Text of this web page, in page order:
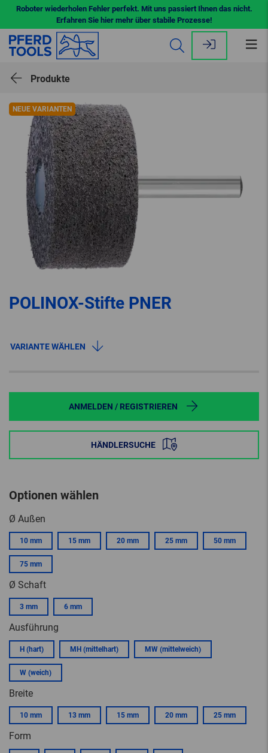
Roboter wiederholen Fehler perfekt. Mit uns passiert Ihnen das nicht.
Erfahren Sie hier mehr über stabile Prozesse!
Produkte
POLINOX-Stifte PNER
NEUE VARIANTEN
VARIANTE WÄHLEN
ANMELDEN / REGISTRIEREN
HÄNDLERSUCHE
Optionen wählen
Ø Außen
10 mm 15 mm 20 mm 25 mm 50 mm
75 mm
Ø Schaft
3 mm 6 mm
Ausführung
H (hart) MH (mittelhart) MW (mittelweich)
W (weich)
Breite
10 mm 13 mm 15 mm 20 mm 25 mm
Form